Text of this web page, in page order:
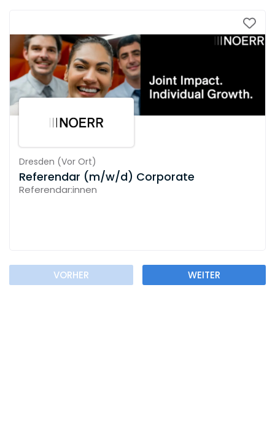
Dresden (Vor Ort)
Referendar (m/w/d) Corporate
Referendar:innen
VORHER WEITER